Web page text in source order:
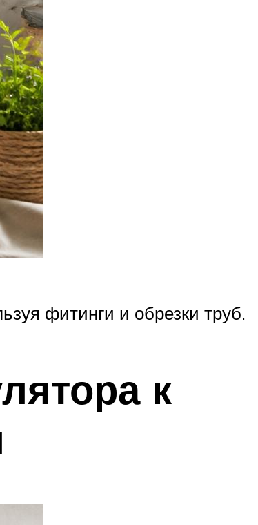
фитинги и обрезки труб.
к